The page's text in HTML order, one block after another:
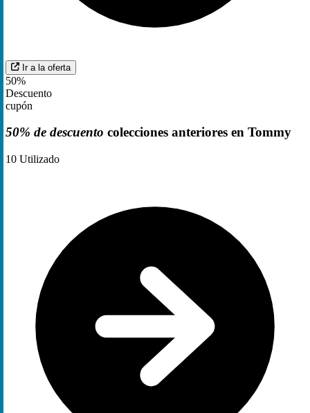
Ir a la oferta
50%
Descuento
cupón
50% de descuento colecciones anteriores en Tommy
10 Utilizado